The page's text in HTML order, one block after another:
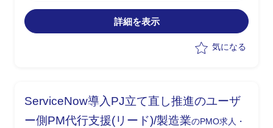
についてはサービス機能開発は進行して
いるが、サービス全体のグランドデザイ
ン、ビジネススキームのデザインについ
きたい
詳細を表示
気になる
ServiceNow導入PJ立て直し推進のユーザ
ー側PM代行支援(リード)/製造業のPMO求人・